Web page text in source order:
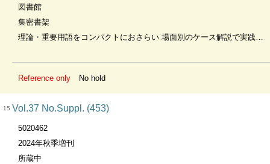
図書館
集密書架
理論・重要用語をコンパクトにおさらい 場面別のケース解説で実践での対応がわかる 救急外来・ERの患者・家族への心理的ケア
Reference only No hold
15 Vol.37 No.Suppl. (453)
5020462
2024年秋季増刊
所蔵中